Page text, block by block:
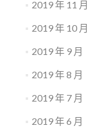
2019 年 11 月
2019 年 10 月
2019 年 9 月
2019 年 8 月
2019 年 7 月
2019 年 6 月